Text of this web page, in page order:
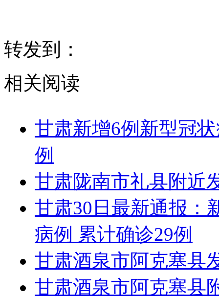
转发到：
相关阅读
甘肃新增6例新型冠
例
甘肃陇南市礼县附近
甘肃30日最新通报：
病例 累计确诊29例
甘肃酒泉市阿克塞县
甘肃酒泉市阿克塞县